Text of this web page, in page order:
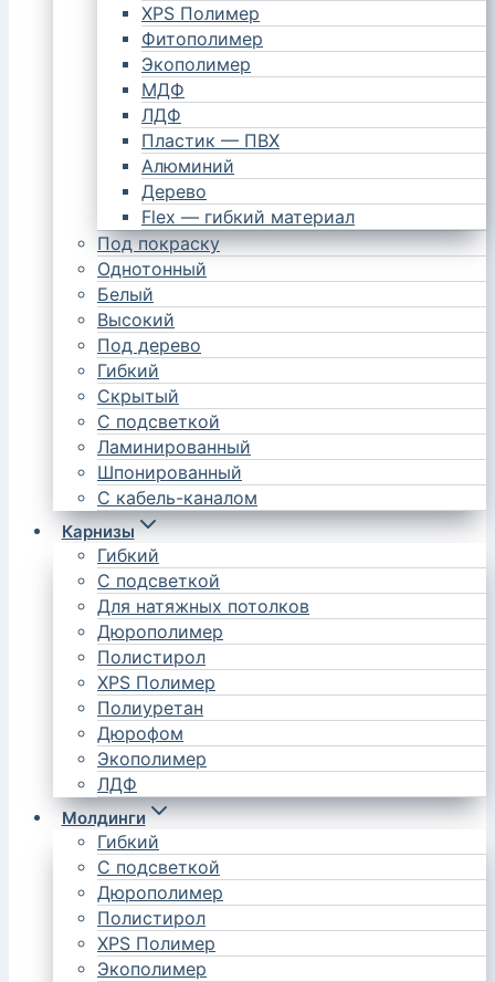
XPS Полимер
Фитополимер
Экополимер
МДФ
ЛДФ
Пластик — ПВХ
Алюминий
Дерево
Flex — гибкий материал
Под покраску
Однотонный
Белый
Высокий
Под дерево
Гибкий
Скрытый
С подсветкой
Ламинированный
Шпонированный
С кабель-каналом
Карнизы
Гибкий
С подсветкой
Для натяжных потолков
Дюрополимер
Полистирол
XPS Полимер
Полиуретан
Дюрофом
Экополимер
ЛДФ
Молдинги
Гибкий
С подсветкой
Дюрополимер
Полистирол
XPS Полимер
Экополимер